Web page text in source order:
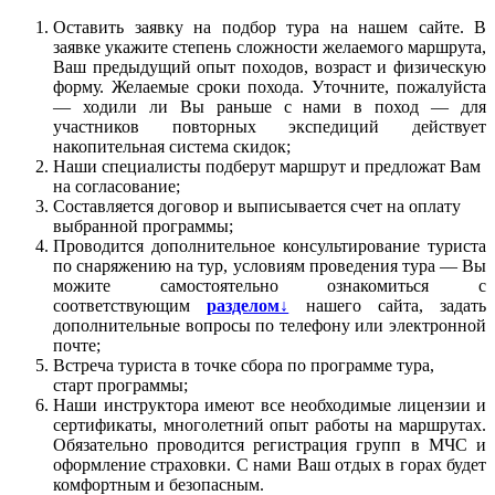
Оставить заявку на подбор тура на нашем сайте. В
заявке укажите степень сложности желаемого маршрута,
Ваш предыдущий опыт походов, возраст и физическую
форму. Желаемые сроки похода. Уточните, пожалуйста
— ходили ли Вы раньше с нами в поход — для
участников повторных экспедиций действует
накопительная система скидок;
Наши специалисты подберут маршрут и предложат Вам
на согласование;
Составляется договор и выписывается счет на оплату
выбранной программы;
Проводится дополнительное консультирование туриста
по снаряжению на тур, условиям проведения тура — Вы
можите самостоятельно ознакомиться с
соответствующимразделом↓
нашего сайта, задать
дополнительные вопросы по телефону или электронной
почте;
Встреча туриста в точке сбора по программе тура,
старт программы;
Наши инструктора имеют все необходимые лицензии и
сертификаты, многолетний опыт работы на маршрутах.
Обязательно проводится регистрация групп в МЧС и
оформление страховки. С нами Ваш отдых в горах будет
комфортным и безопасным.